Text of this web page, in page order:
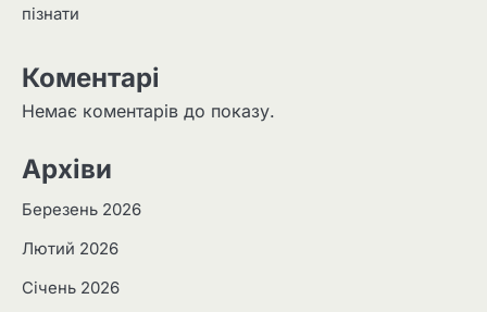
пізнати
Коментарі
Немає коментарів до показу.
Архіви
Березень 2026
Лютий 2026
Січень 2026